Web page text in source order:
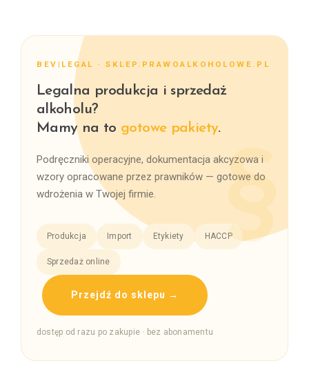
BEV|LEGAL · SKLEP.PRAWOALKOHOLOWE.PL
Legalna produkcja i sprzedaż
alkoholu?
Mamy na to gotowe pakiety.
Podręczniki operacyjne, dokumentacja akcyzowa i
wzory opracowane przez prawników — gotowe do
wdrożenia w Twojej firmie.
Produkcja Import Etykiety HACCP
Sprzedaż online
Przejdź do sklepu →
dostęp od razu po zakupie · bez abonamentu